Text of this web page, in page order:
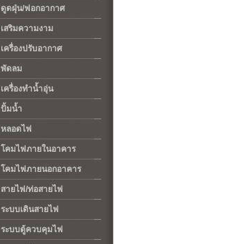
ดูดฝุ่น/ฟอกอากาศ
เสริมความงาม
เครื่องปรับอากาศ
พัดลม
เครื่องทำน้ำอุ่น
ปั้มน้ำ
หลอดไฟ
โคมไฟภายในอาคาร
โคมไฟภายนอกอาคาร
สายไฟ/ท่อสายไฟ
ระบบเดินสายไฟ
ระบบตู้ควบคุมไฟ